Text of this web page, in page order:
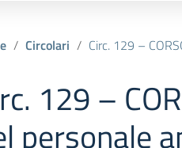
Circolari Circ. 129 – CORSO La formazione
129 –
personale